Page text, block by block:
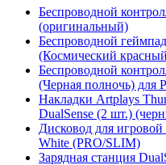
Беспроводной
(оригинальный)
Беспроводной
(Космический
Беспроводной
(Черная полночь) для
Накладки Artplays
DualSense (2 шт.)
Дисковод для
White (PRO/SLIM)
Зарядная станция